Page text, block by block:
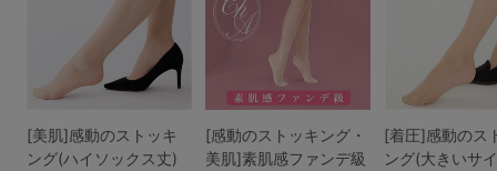
[美肌]感動のストッキ
ング(ハイソックス丈)
[感動のストッキング・
美肌]素肌感ファンデ級
[着圧]感動のス
ング(大きいサ